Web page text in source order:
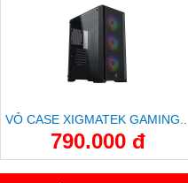
VỎ CASE XIGMATEK GAMING...
790.000 đ